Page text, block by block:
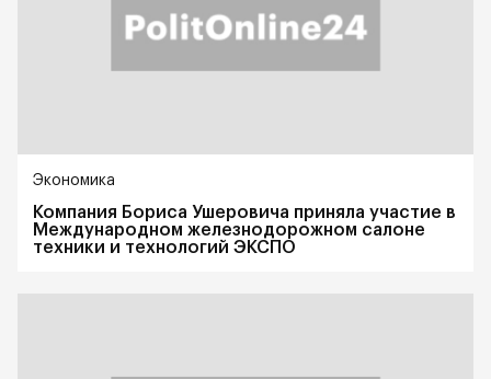
Экономика
Компания Бориса Ушеровича приняла участие в
Международном железнодорожном салоне
техники и технологий ЭКСПО